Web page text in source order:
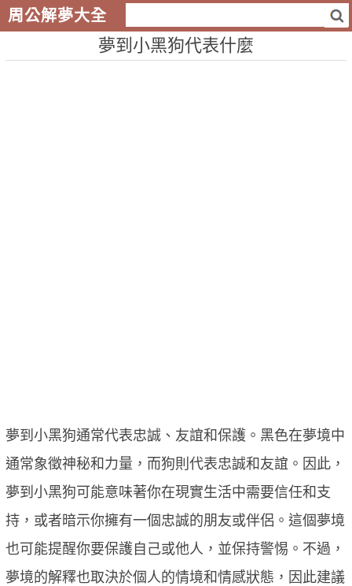
周公解夢大全
夢到小黑狗代表什麼
夢到小黑狗通常代表忠誠、友誼和保護。黑色在夢境中
通常象徵神秘和力量，而狗則代表忠誠和友誼。因此，
夢到小黑狗可能意味著你在現實生活中需要信任和支
持，或者暗示你擁有一個忠誠的朋友或伴侶。這個夢境
也可能提醒你要保護自己或他人，並保持警惕。不過，
夢境的解釋也取決於個人的情境和情感狀態，因此建議